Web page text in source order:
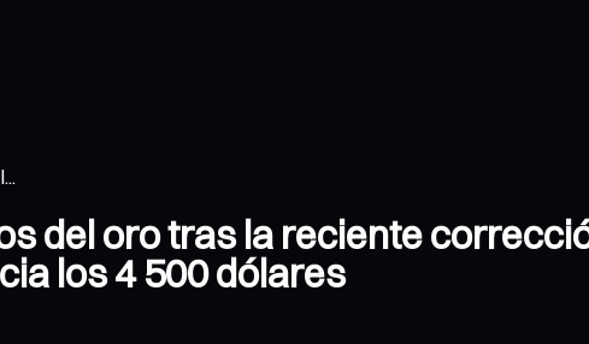
del oro tras la reciente
los 4 500 dólares